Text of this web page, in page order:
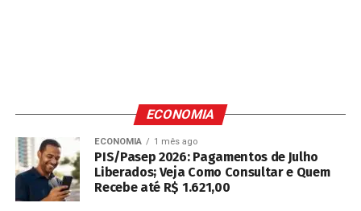
ECONOMIA
ECONOMIA 1 mês ago
PIS/Pasep 2026: Pagamentos de Julho
Liberados; Veja Como Consultar e Quem
Recebe até R$ 1.621,00